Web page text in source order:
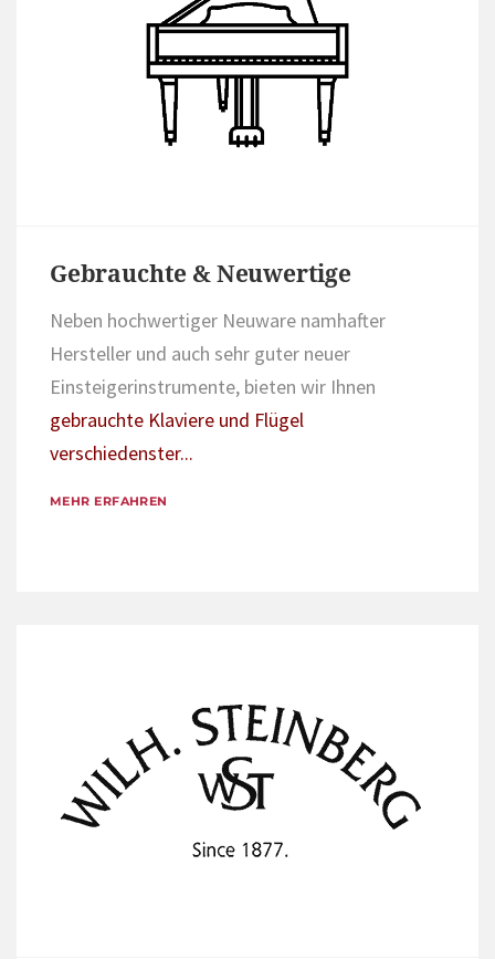
Gebrauchte & Neuwertige
Neben hochwertiger Neuware namhafter
Hersteller und auch sehr guter neuer
Einsteigerinstrumente, bieten wir Ihnen
gebrauchte Klaviere und Flügel
verschiedenster...
MEHR ERFAHREN